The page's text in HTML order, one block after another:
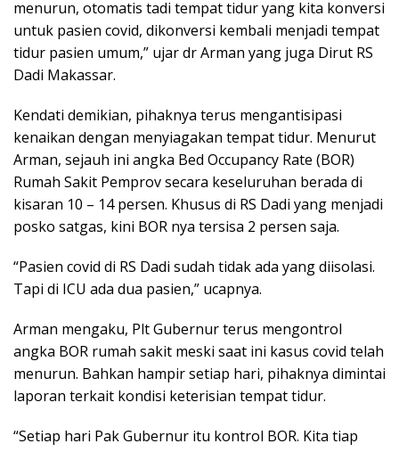
menurun, otomatis tadi tempat tidur yang kita konversi
untuk pasien covid, dikonversi kembali menjadi tempat
tidur pasien umum,” ujar dr Arman yang juga Dirut RS
Dadi Makassar.
Kendati demikian, pihaknya terus mengantisipasi
kenaikan dengan menyiagakan tempat tidur. Menurut
Arman, sejauh ini angka Bed Occupancy Rate (BOR)
Rumah Sakit Pemprov secara keseluruhan berada di
kisaran 10 – 14 persen. Khusus di RS Dadi yang menjadi
posko satgas, kini BOR nya tersisa 2 persen saja.
“Pasien covid di RS Dadi sudah tidak ada yang diisolasi.
Tapi di ICU ada dua pasien,” ucapnya.
Arman mengaku, Plt Gubernur terus mengontrol
angka BOR rumah sakit meski saat ini kasus covid telah
menurun. Bahkan hampir setiap hari, pihaknya dimintai
laporan terkait kondisi keterisian tempat tidur.
“Setiap hari Pak Gubernur itu kontrol BOR. Kita tiap